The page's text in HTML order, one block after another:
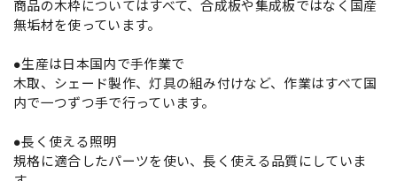
商品の木枠についてはすべて、合成板や集成板ではなく国産
無垢材を使っています。
●生産は日本国内で手作業で
木取、シェード製作、灯具の組み付けなど、作業はすべて国
内で一つずつ手で行っています。
●長く使える照明
規格に適合したパーツを使い、長く使える品質にしていま